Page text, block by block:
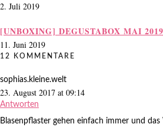
2. Juli 2019
[UNBOXING] DEGUSTABOX MAI 2019
11. Juni 2019
12 KOMMENTARE
sophias.kleine.welt
23. August 2017 at 09:14
Antworten
Blasenpflaster gehen einfach immer und